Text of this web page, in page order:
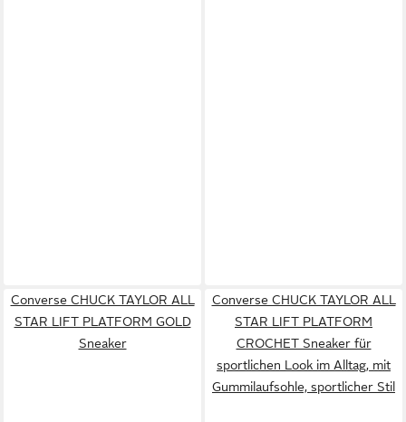
Converse CHUCK TAYLOR ALL
STAR LIFT PLATFORM GOLD
Sneaker
Converse CHUCK TAYLOR ALL
STAR LIFT PLATFORM
CROCHET Sneaker für
sportlichen Look im Alltag, mit
Gummilaufsohle, sportlicher Stil